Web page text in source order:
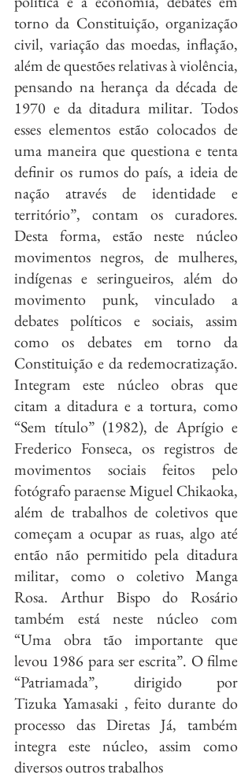
torno da Constituição, organização
civil, variação das moedas, inflação,
além de questões relativas à violência,
pensando na herança da década de
1970 e da ditadura militar. Todos
esses elementos estão colocados de
uma maneira que questiona e tenta
definir os rumos do país, a ideia de
nação através de identidade e
território”, contam os curadores.
Desta forma, estão neste núcleo
movimentos negros, de mulheres,
indígenas e seringueiros, além do
movimento punk, vinculado a
debates políticos e sociais, assim
como os debates em torno da
Constituição e da redemocratização.
Integram este núcleo obras que
citam a ditadura e a tortura, como
“Sem título” (1982), de Aprígio e
Frederico Fonseca, os registros de
movimentos sociais feitos pelo
fotógrafo paraense Miguel Chikaoka,
além de trabalhos de coletivos que
começam a ocupar as ruas, algo até
então não permitido pela ditadura
militar, como o coletivo Manga
Rosa. Arthur Bispo do Rosário
também está neste núcleo com
“Uma obra tão importante que
levou 1986 para ser escrita”. O filme
“Patriamada”, dirigido por
Tizuka Yamasaki , feito durante do
processo das Diretas Já, também
integra este núcleo, assim como
diversos outros trabalhos